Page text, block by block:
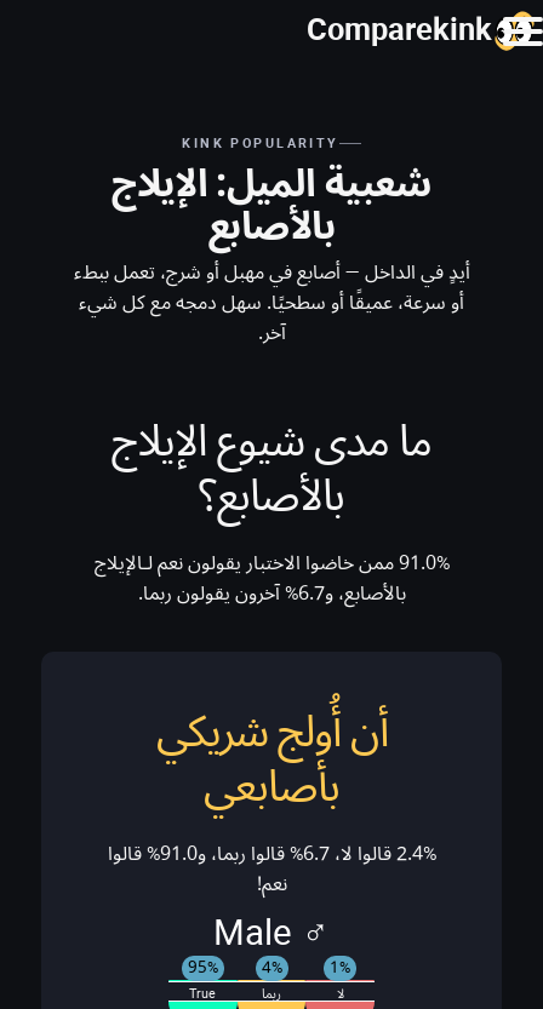
Comparekink
KINK POPULARITY
شعبية الميل: الإيلاج
بالأصابع
أيدٍ في الداخل — أصابع في مهبل أو شرج، تعمل ببطء
أو سرعة، عميقًا أو سطحيًا. سهل دمجه مع كل شيء
آخر.
ما مدى شيوع الإيلاج
بالأصابع؟
91.0% ممن خاضوا الاختبار يقولون نعم لـالإيلاج
بالأصابع، و6.7% آخرون يقولون ربما.
أن أُولج شريكي
بأصابعي
2.4% قالوا لا، 6.7% قالوا ربما، و91.0% قالوا
نعم!
♂ Male
لا
1%
ربما
4%
True
95%